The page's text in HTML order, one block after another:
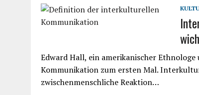
Edward Hall, ein amerikanischer
Kommunikation zum ersten Mal.
zwischenmenschliche Reaktion…